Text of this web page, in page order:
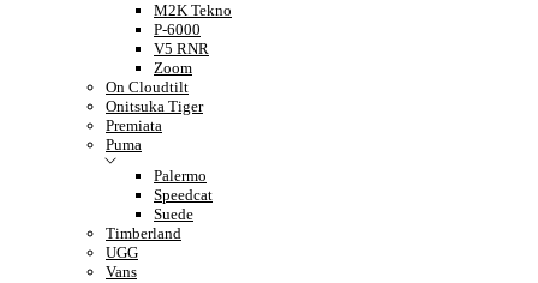
M2K Tekno
P-6000
V5 RNR
Zoom
On Cloudtilt
Onitsuka Tiger
Premiata
Puma
Palermo
Speedcat
Suede
Timberland
UGG
Vans